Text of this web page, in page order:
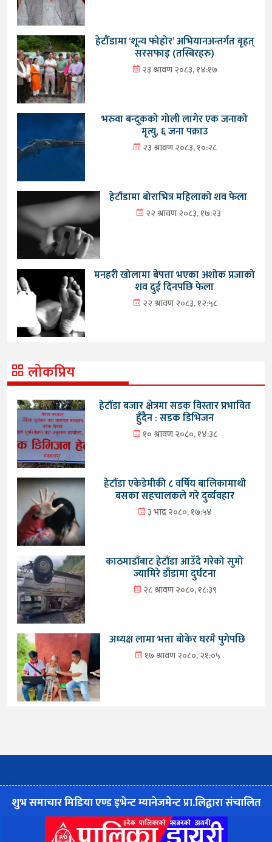
हेटौँडामा ‘शून्य फोहोर’ अभियानअन्तर्गत बृहत्
सरसफाइ (तस्बिरहरु)
२३ श्रावण २०८३, १४:१७
भरुवा बन्दुकको गोली लागेर एक जनाको
मृत्यु, ६ जना पक्राउ
२३ श्रावण २०८३, १०:२८
हेटौंडामा बोराभित्र महिलाको शव फेला
२२ श्रावण २०८३, १७:२३
मनहरी खोलामा बेपत्ता भएका अशोक प्रजाको
शव दुई दिनपछि फेला
२२ श्रावण २०८३, १२:५८
लोकप्रिय
हेटौंडा बजार क्षेत्रमा सडक विस्तार प्रभावित
हुँदैन : सडक डिभिजन
१० श्रावण २०८०, १४:३८
हेटौंडा एकेडेमीकी ८ वर्षिय बालिकामाथी
बसका सहचालकले गरे दुर्व्यवहार
३ भाद्र २०८०, १७:५४
काठमाडौंबाट हेटौंडा आउँदै गरेको सुमो
ज्यामिरे डाँडामा दुर्घटना
२८ श्रावण २०८०, १८:३९
अध्यक्ष लामा भत्ता बोकेर घरमै पुगेपछि
१७ श्रावण २०८०, २१:०५
शुभ समाचार मिडिया एण्ड इभेन्ट म्यानेजमेन्ट प्रा.लिद्वारा संचालित